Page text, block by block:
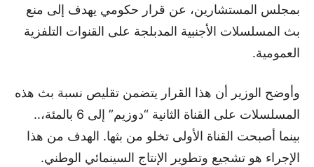
بمجلس المستشارين، عن قرار حكومي يهدف إلى منع
بث المسلسلات الأجنبية المدبلجة على القنوات التلفزية
العمومية.
وأوضح الوزير أن هذا القرار يتضمن تقليص نسبة بث هذه
المسلسلات على القناة الثانية “دوزيم” إلى 6 بالمئة،..
بينما أصبحت القناة الأولى تخلو من بثها. الهدف من هذا
الإجراء هو تشجيع وتطوير الإنتاج السينمائي الوطني.